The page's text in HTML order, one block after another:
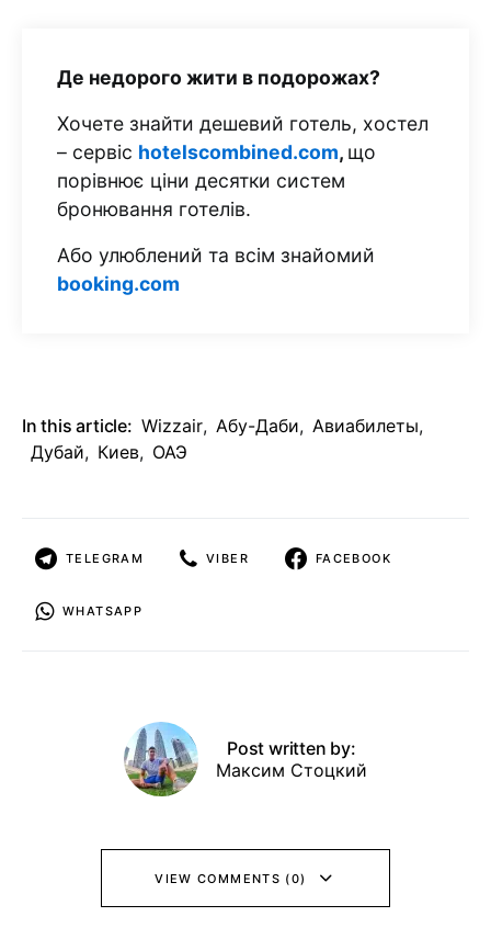
Де недорого жити в подорожах?
Хочете знайти дешевий готель, хостел
– сервіс hotelscombined.com, що
порівнює ціни десятки систем
бронювання готелів.
Або улюблений та всім знайомий
booking.com
In this article: Wizzair, Абу-Даби, Авиабилеты,
Дубай, Киев, ОАЭ
TELEGRAM VIBER FACEBOOK
WHATSAPP
Post written by:
Максим Стоцкий
VIEW COMMENTS (0)